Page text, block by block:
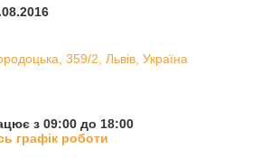
359/2, Львів, Україна
з 09:00 до 18:00
графік роботи